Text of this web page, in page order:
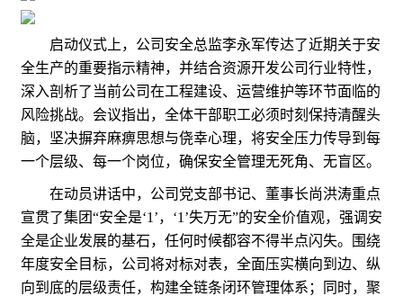
启动仪式上，公司安全总监李永军传达了近期关于安
全生产的重要指示精神，并结合资源开发公司行业特性，
深入剖析了当前公司在工程建设、运营维护等环节面临的
风险挑战。会议指出，全体干部职工必须时刻保持清醒头
脑，坚决摒弃麻痹思想与侥幸心理，将安全压力传导到每
一个层级、每一个岗位，确保安全管理无死角、无盲区。
在动员讲话中，公司党支部书记、董事长尚洪涛重点
宣贯了集团“安全是‘1’，‘1’失万无”的安全价值观，强调安
全是企业发展的基石，任何时候都容不得半点闪失。围绕
年度安全目标，公司将对标对表，全面压实横向到边、纵
向到底的层级责任，构建全链条闭环管理体系；同时，聚